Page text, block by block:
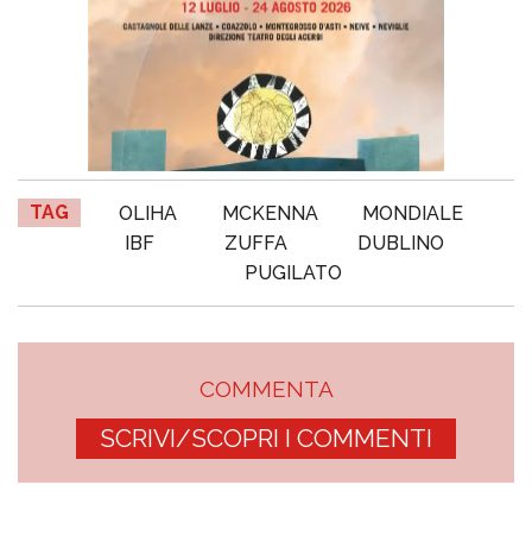
TAG OLIHA MCKENNA
MONDIALE
IBF
ZUFFA
DUBLINO
PUGILATO
COMMENTA
SCRIVI/SCOPRI I COMMENTI